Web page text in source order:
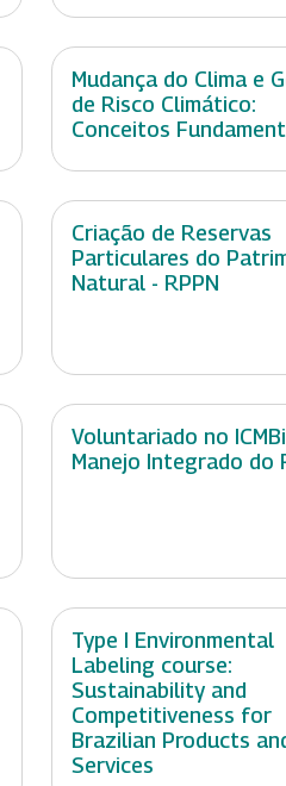
Mudança do Clima e
de Risco Climático:
Conceitos
Criação de Reservas
Particulares do
Natural - RPPN
Voluntariado no
Manejo Integrado do
Type I Environmental
Labeling course:
Sustainability and
Competitiveness for
Brazilian Products
Services